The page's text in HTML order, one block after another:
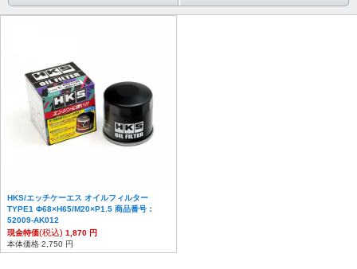
HKS/エッチケーエス オイルフィルター
TYPE1 Φ68×H65/M20×P1.5 商品番号：
52009-AK012
現金特価(税込) 1,870 円
本体価格 2,750 円